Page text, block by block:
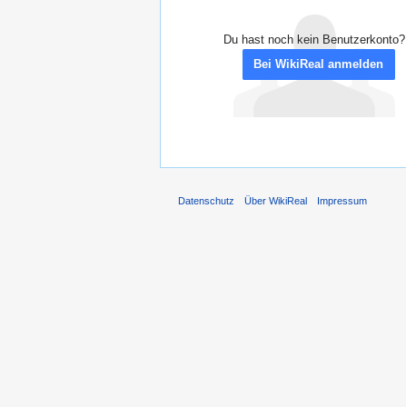
Du hast noch kein Benutzerkonto?
Bei WikiReal anmelden
Datenschutz Über WikiReal Impressum